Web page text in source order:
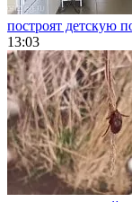
построят детскую
13:03